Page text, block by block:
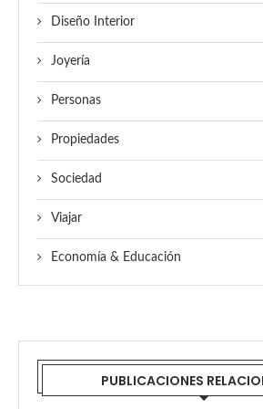
Diseño Interior
Joyería
Personas
Propiedades
Sociedad
Viajar
Economía & Educación
PUBLICACIONES